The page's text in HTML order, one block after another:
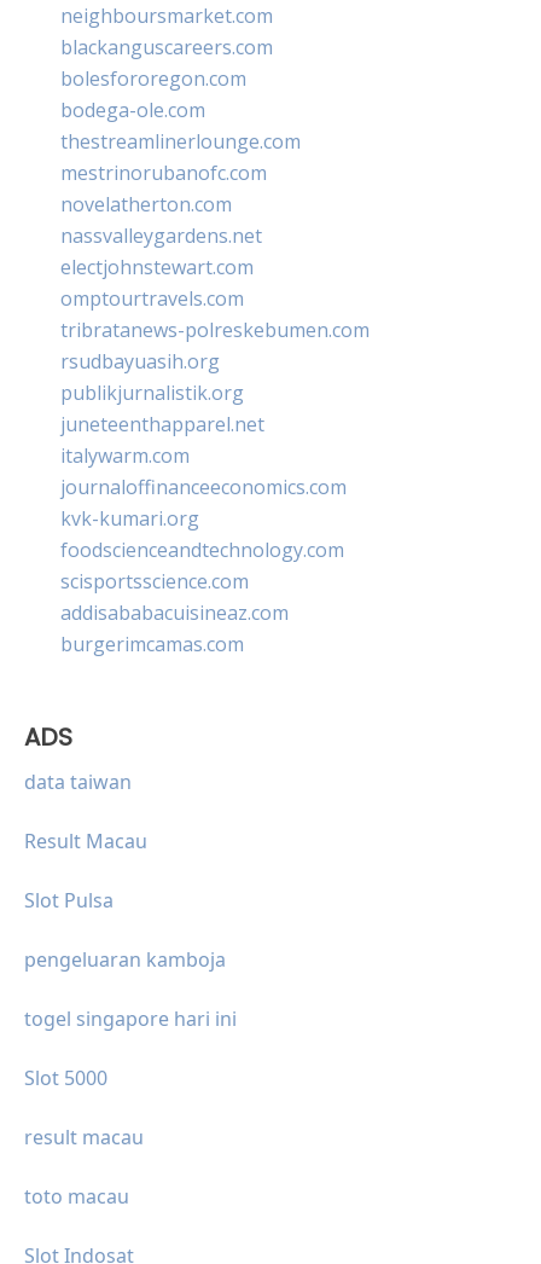
neighboursmarket.com
blackanguscareers.com
bolesfororegon.com
bodega-ole.com
thestreamlinerlounge.com
mestrinorubanofc.com
novelatherton.com
nassvalleygardens.net
electjohnstewart.com
omptourtravels.com
tribratanews-polreskebumen.com
rsudbayuasih.org
publikjurnalistik.org
juneteenthapparel.net
italywarm.com
journaloffinanceeconomics.com
kvk-kumari.org
foodscienceandtechnology.com
scisportsscience.com
addisababacuisineaz.com
burgerimcamas.com
ADS
data taiwan
Result Macau
Slot Pulsa
pengeluaran kamboja
togel singapore hari ini
Slot 5000
result macau
toto macau
Slot Indosat